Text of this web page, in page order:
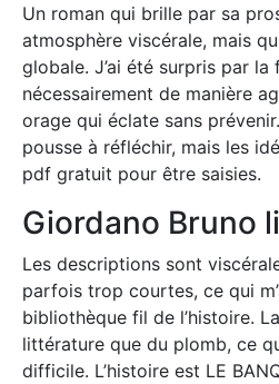
Un roman qui brille par sa
atmosphère viscérale, mais
globale. J’ai été surpris par la
nécessairement de manière
orage qui éclate sans
pousse à réfléchir, mais les
pdf gratuit pour être saisies.
Giordano Bruno
Les descriptions sont
parfois trop courtes, ce qui
bibliothèque fil de l’histoire.
littérature que du plomb, ce
difficile. L’histoire est LE